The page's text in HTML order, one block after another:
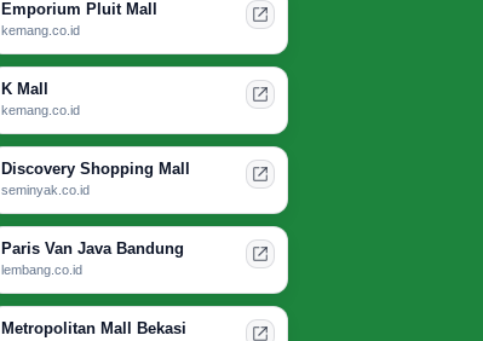
Emporium Pluit Mall
kemang.co.id
K Mall
kemang.co.id
Discovery Shopping Mall
seminyak.co.id
Paris Van Java Bandung
lembang.co.id
Metropolitan Mall Bekasi